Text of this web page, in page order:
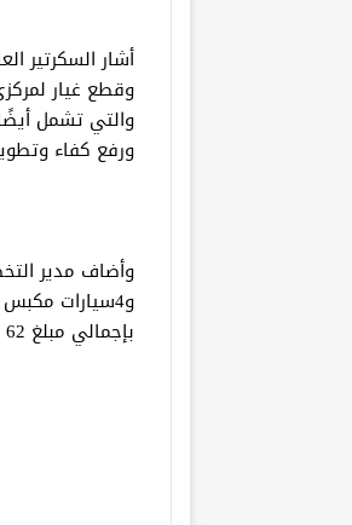
وقطع غيار
والتي تشمل
ورفع كفاء
بإجمالي مبلغ 62 مليون و240 جنيهًا لتطوير المنظومة بمدن ومراكز المحافظة.